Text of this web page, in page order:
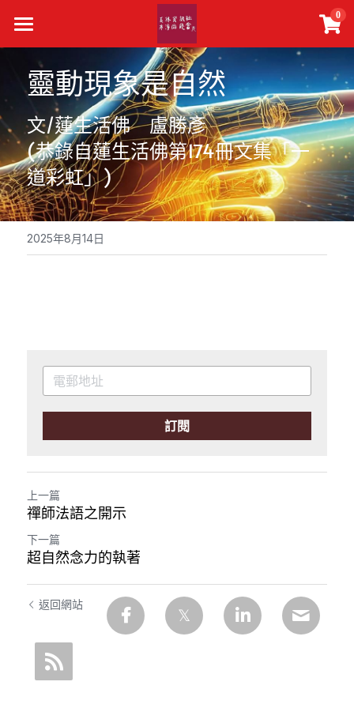
0
真佛報下載
最新活動
精選文章
關於我們
聯絡我們
靈動現象是自然
文/蓮生活佛　盧勝彥
(恭錄自蓮生活佛第174冊文集「一
道彩虹」)
2025年8月14日
訂閱
上一篇
禪師法語之開示
下一篇
超自然念力的執著
返回網站
×
商品分類
所有商品分類